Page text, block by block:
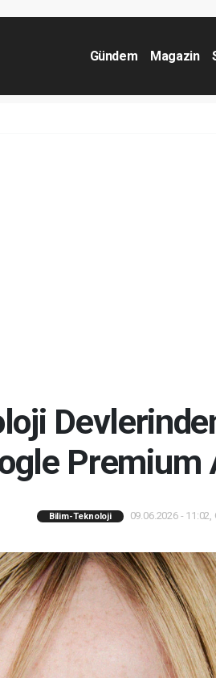
Gündem Magazin
Premium
Bilim-Teknoloji 09.06.2026 -